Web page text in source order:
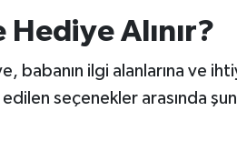
Alınır?
babanın ilgi alanlarına ve
seçenekler arasında